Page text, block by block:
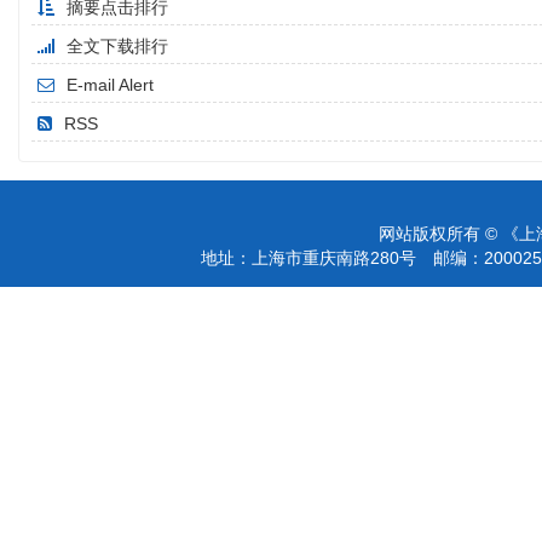
摘要点击排行
全文下载排行
E-mail Alert
RSS
网站版权所有 © 《上
地址：上海市重庆南路280号 邮编：